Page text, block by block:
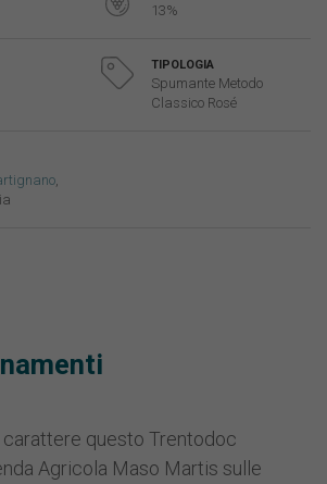
13%
TIPOLOGIA
Spumante Metodo
Classico Rosé
carattere questo Trentodoc
Agricola Maso Martis sulle